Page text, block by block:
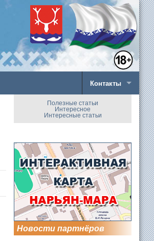
Контакты
Полезные статьи
Интересное
Интересные статьи
Новости партнёров